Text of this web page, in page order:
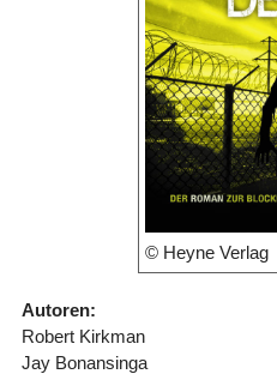
© Heyne Verlag
Autoren:
Robert Kirkman
Jay Bonansinga